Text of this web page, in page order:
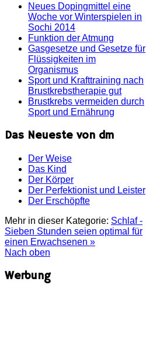
Neues Dopingmittel eine
Woche vor Winterspielen in
Sochi 2014
Funktion der Atmung
Gasgesetze und Gesetze für
Flüssigkeiten im
Organismus
Sport und Krafttraining nach
Brustkrebstherapie gut
Brustkrebs vermeiden durch
Sport und Ernährung
Das Neueste von dm
Der Weise
Das Kind
Der Körper
Der Perfektionist und Leister
Der Erschöpfte
Mehr in dieser Kategorie: Schlaf -
Sieben Stunden seien optimal für
einen Erwachsenen »
Nach oben
Werbung